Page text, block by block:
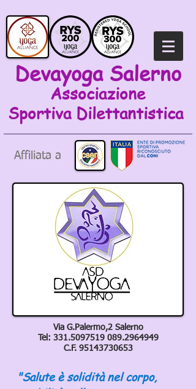
Devayoga Salerno
Associazione
Sportiva Dilettantistica
Affiliata a
Via G.Palermo,2 Salerno
Tel: 331.5097519 089.2964949
C.F. 95143730653
"Salute è solidità nel corpo,